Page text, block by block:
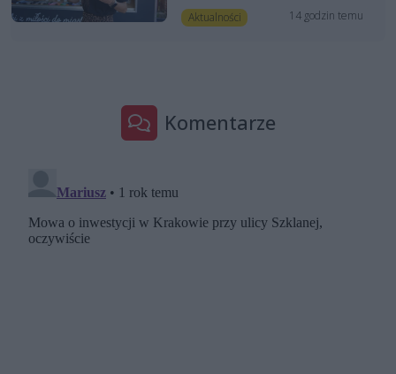
Aktualności 14 godzin temu
Komentarze